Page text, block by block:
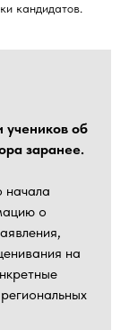
кандидатов.
учеников об
заранее.
начала
о
на